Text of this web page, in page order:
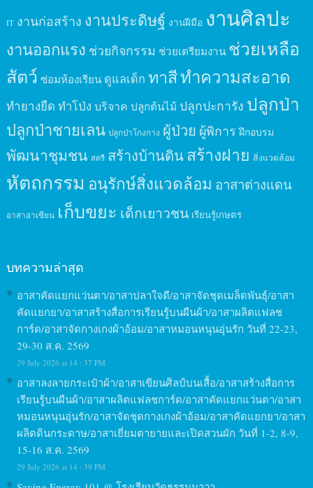
IT งานก่อสร้าง งานประดิษฐ์ งานฝีมือ งานศิลปะ
งานออกแรง ช่วยกิจกรรม ช่วยเตรียมงาน ช่วยเหลือ
สัตว์ ซ่อมห้องเรียน ดูแลเด็ก ทาสีทำความสะอาด
ทำยางยืด ทำโป่ง บริจาค ปลูกต้นไม้ ปลูกปะการัง ปลูกป่า
ปลูกป่าชายเลน ปลูกป่าโกงกาง ผู้ป่วย ผู้พิการ ฝึกอบรม
พัฒนาชุมชน สตรี สร้างบ้านดินสร้างฝาย สิ่งแวดล้อม
หัตถกรรม อนุรักษ์สิ่งแวดล้อม อาสาต่างแดน
อาสาอาเซียน เก็บขยะ เด็กเยาวชน เรียนรู้เกษตร
บทความล่าสุด
อาสาคัดแยกแว่นตา/อาสาปลาใจดี/อาสาจัดชุดเมล็ดพันธุ์/อาสา
คัดแยกยา/อาสาสร้างสื่อการเรียนรู้บนผืนผ้า/อาสาผลิตแฟลช
การ์ด/อาสาจัดกางเกงผ้าอ้อม/อาสาหมอนหนุนอุ่นรัก วันที่ 22-23,
29-30 ส.ค. 2569
29 July 2026 at 14 : 37 PM
อาสาลงลายกระเป๋าผ้า/อาสาเขียนศิลป์บนเสื้อ/อาสาสร้างสื่อการ
เรียนรู้บนผืนผ้า/อาสาผลิตแฟลชการ์ด/อาสาคัดแยกแว่นตา/อาสา
หมอนหนุนอุ่นรัก/อาสาจัดชุดกางเกงผ้าอ้อม/อาสาคัดแยกยา/อาสา
ผลิตดินกระดาษ/อาสาเยี่ยมตายายและเปิดสวนผัก วันที่ 1-2, 8-9,
15-16 ส.ค. 2569
29 July 2026 at 14 : 39 PM